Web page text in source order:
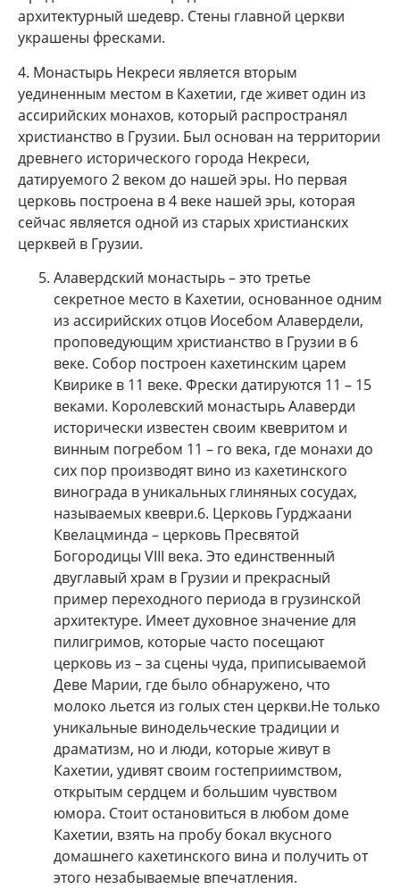
архитектурный шедевр. Стены главной церкви
украшены фресками.
4. Монастырь Некреси является вторым
уединенным местом в Кахетии, где живет один из
ассирийских монахов, который распространял
христианство в Грузии. Был основан на территории
древнего исторического города Некреси,
датируемого 2 веком до нашей эры. Но первая
церковь построена в 4 веке нашей эры, которая
сейчас является одной из старых христианских
церквей в Грузии.
Алавердский монастырь – это третье
секретное место в Кахетии, основанное одним
из ассирийских отцов Иосебом Алавердели,
проповедующим христианство в Грузии в 6
веке. Собор построен кахетинским царем
Квирике в 11 веке. Фрески датируются 11 – 15
веками. Королевский монастырь Алаверди
исторически известен своим квевритом и
винным погребом 11 – го века, где монахи до
сих пор производят вино из кахетинского
винограда в уникальных глиняных сосудах,
называемых квеври.6. Церковь Гурджаани
Квелацминда – церковь Пресвятой
Богородицы VIII века. Это единственный
двуглавый храм в Грузии и прекрасный
пример переходного периода в грузинской
архитектуре. Имеет духовное значение для
пилигримов, которые часто посещают
церковь из – за сцены чуда, приписываемой
Деве Марии, где было обнаружено, что
молоко льется из голых стен церкви.Не только
уникальные винодельческие традиции и
драматизм, но и люди, которые живут в
Кахетии, удивят своим гостеприимством,
открытым сердцем и большим чувством
юмора. Стоит остановиться в любом доме
Кахетии, взять на пробу бокал вкусного
домашнего кахетинского вина и получить от
этого незабываемые впечатления.